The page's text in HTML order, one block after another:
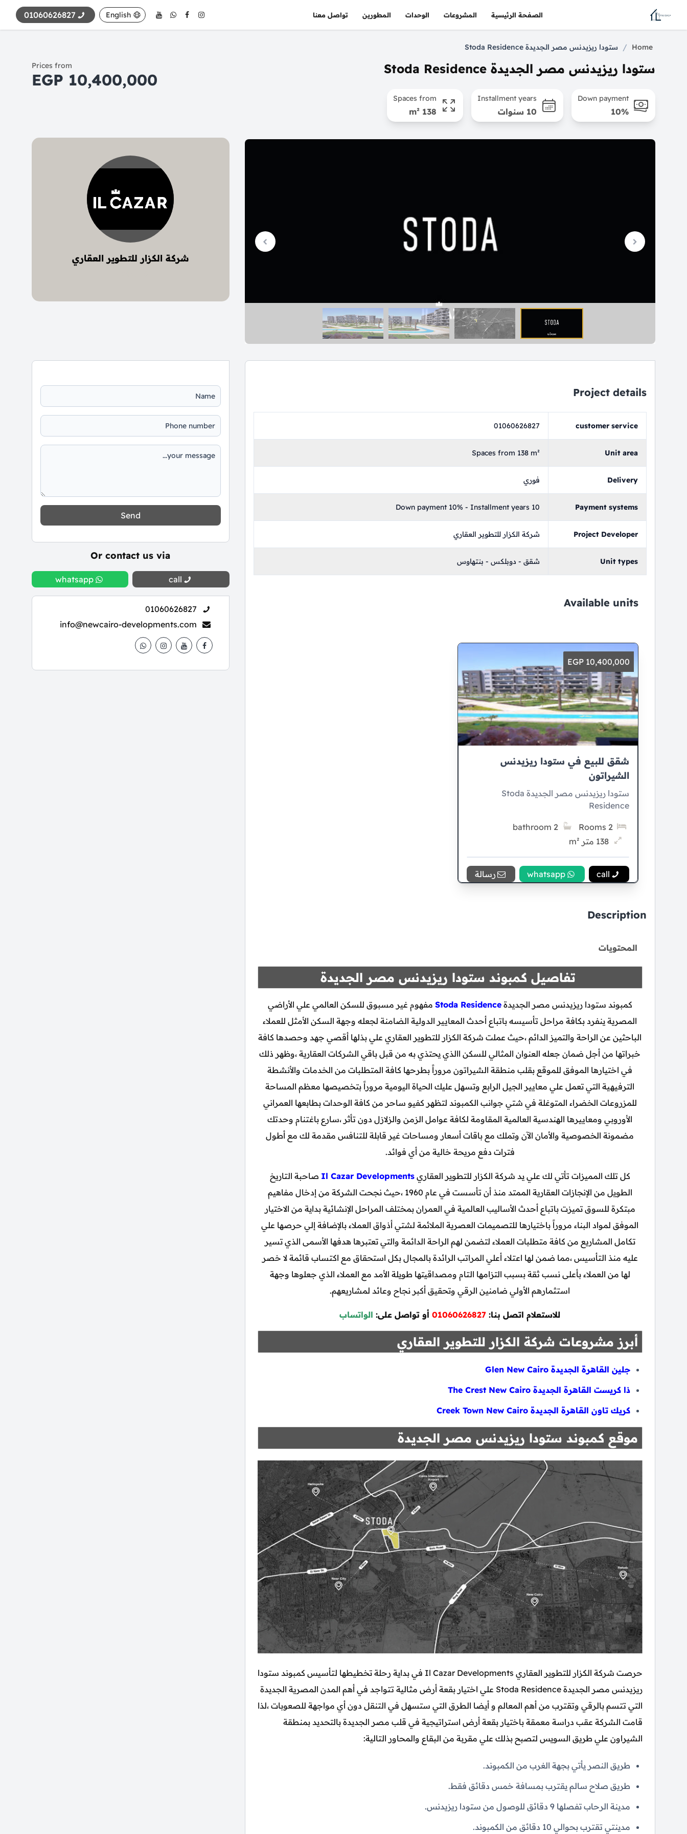
الصفحة الرئيسية المشروعات الوحدات المطورين تواصل معنا English
01060626827
Home
/ ستودا ريزيدنس مصر الجديدة Stoda Residence
ستودا ريزيدنس مصر الجديدة Stoda Residence
Down payment
10%
Installment years
10 سنوات
Spaces from
138 m²
Prices from
10,400,000 EGP
شركة الكزار للتطوير العقاري
Project details
customer service
01060626827
Unit area
Spaces from 138 m²
Delivery فوري
Payment systems
Down payment 10% - Installment years 10
Project Developer شركة الكزار للتطوير العقاري
Unit types شقق - دوبلكس - بنتهاوس
Available units
10,400,000 EGP
شقق للبيع في ستودا ريزيدنس
الشيراتون
ستودا ريزيدنس مصر الجديدة Stoda
Residence
2 Rooms
2 bathroom
138 متر m²
10% Down payment
10 سنوات Installment
call
whatsapp رسالة
Description
المحتويات
تفاصيل كمبوند ستودا ريزيدنس مصر الجديدة
كمبوند ستودا ريزيدنس مصر الجديدةStoda Residence مفهوم غير مسبوق للسكن العالمي علي الأراضي
المصرية ينفرد بكافة مراحل تأسيسه باتباع أحدث المعايير الدولية الضامنة لجعله وجهة السكن الأمثل للعملاء
الباحثين عن الراحة والتميز الدائم ،حيث عملت شركة الكزار للتطوير العقاري علي بذلها أقصي جهد وحصدها كافة
خبراتها من أجل ضمان جعله العنوان المثالي للسكن االذي يحتذي به من قبل باقي الشركات العقارية ،وظهر ذلك
في اختيارها الموفق للموقع بقلب منطقة الشيراتون مروراً بطرحها كافة المتطلبات من الخدمات والأنشطة
الترفيهية التي تعمل علي معايير الجيل الرابع وتسهل عليك الحياة اليومية مروراً بتخصيصها معظم المساحة
للمزروعات الخضراء المتوغلة في شتي جوانب الكمبوند لتظهر كفيو ساحر من كافة الوحدات بطابعها العمراني
الأوروبي ومعاييرها الهندسية العالمية المقاومة لكافة عوامل الزمن والزلازل دون تأثر ،سارع باغتنام وحدتك
مضمونة الخصوصية والأمان الآن وتملك مع باقات أسعار ومساحات غير قابلة للتنافس مقدمة لك مع أطول
فترات دفع مريحة خالية من أي فوائد.
كل تلك المميزات تأتي لك علي يد شركة الكزار للتطوير العقاريIl Cazar Developments صاحبة التاريخ
الطويل من الإنجازات العقارية الممتد منذ أن تأسست في عام 1960 ،حيث نجحت الشركة من إدخال مفاهيم
مبتكرة للسوق تميزت باتباع أحدث الأساليب العالمية في العمران بمختلف المراحل الإنشائية بداية من الاختيار
الموفق لمواد البناء مروراً باختيارها للتصميمات العصرية الملائمة لشتي أذواق العملاء بالإضافة إلي حرصها علي
تكامل المشاريع من كافة متطلبات العملاء لتضمن لهم الراحة الدائمة والتي تعتبرها هدفها الأسمى الذي تسير
عليه منذ التأسيس ،مما ضمن لها اعتلاء أعلي المراتب الرائدة بالمجال بكل استحقاق مع اكتساب قائمة لا خصر
لها من العملاء بأعلى نسب ثقة بسبب التزامها التام ومصداقيتها طويلة الأمد مع العملاء الذي جعلوها وجهة
استثمارهم الأولي ضامنين الرقي وتحقيق أكبر نجاح وعائد لمشاريعهم.
للاستعلام اتصل بنا: 01060626827أو تواصل على: الواتساب
أبرز مشروعات شركة الكزار للتطوير العقاري
جلين القاهرة الجديدة Glen New Cairo
ذا كريست القاهرة الجديدة The Crest New Cairo
كريك تاون القاهرة الجديدة Creek Town New Cairo
موقع كمبوند ستودا ريزيدنس مصر الجديدة
حرصت شركة الكزار للتطوير العقاري Il Cazar Developments في بداية رحلة تخطيطها لتأسيس كمبوند ستودا
ريزيدنس مصر الجديدة Stoda Residence علي اختيار بقعة أرض مثالية تتواجد في أهم المدن المصرية الجديدة
التي تتسم بالرقي وتقترب من أهم المعالم و أيضا الطرق التي ستسهل في التنقل دون أي مواجهة للصعوبات ،لذا
قامت الشركة عقب دراسة معمقة باختيار بقعة أرض استراتيجية في قلب مصر الجديدة بالتحديد بمنطقة
الشيراون علي طريق السويس لتصبح بذلك علي مقربة من البقاع والمحاور التالية:
طريق النصر يأتي بجهة الغرب من الكمبوند.
طريق صلاح سالم يقترب بمسافة خمس دقائق فقط.
مدينة الرحاب تفصلها 9 دقائق للوصول من ستودا ريزيدنس.
مدينتي تقترب بحوالي 10 دقائق من الكمبوند.
Send
Or contact us via
call
whatsapp
01060626827
info@newcairo-developments.com